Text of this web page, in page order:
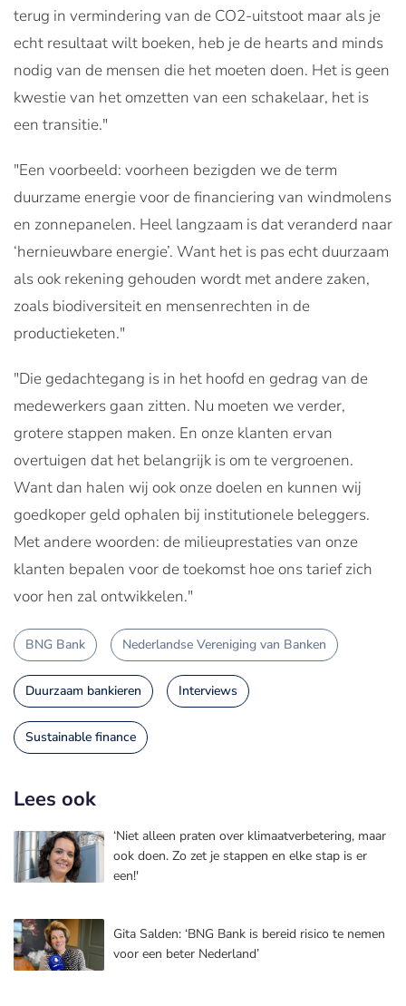
terug in vermindering van de CO2-uitstoot maar als je
echt resultaat wilt boeken, heb je de hearts and minds
nodig van de mensen die het moeten doen. Het is geen
kwestie van het omzetten van een schakelaar, het is
een transitie."
"Een voorbeeld: voorheen bezigden we de term
duurzame energie voor de financiering van windmolens
en zonnepanelen. Heel langzaam is dat veranderd naar
‘hernieuwbare energie’. Want het is pas echt duurzaam
als ook rekening gehouden wordt met andere zaken,
zoals biodiversiteit en mensenrechten in de
productieketen."
"Die gedachtegang is in het hoofd en gedrag van de
medewerkers gaan zitten. Nu moeten we verder,
grotere stappen maken. En onze klanten ervan
overtuigen dat het belangrijk is om te vergroenen.
Want dan halen wij ook onze doelen en kunnen wij
goedkoper geld ophalen bij institutionele beleggers.
Met andere woorden: de milieuprestaties van onze
klanten bepalen voor de toekomst hoe ons tarief zich
voor hen zal ontwikkelen."
BNG Bank Nederlandse Vereniging van Banken
Duurzaam bankieren Interviews
Sustainable finance
Lees ook
‘Niet alleen praten over klimaatverbetering, maar
ook doen. Zo zet je stappen en elke stap is er
een!'
Gita Salden: ‘BNG Bank is bereid risico te nemen
voor een beter Nederland’